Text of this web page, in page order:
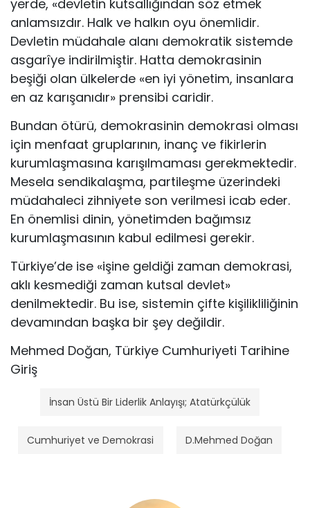
yerde, «devletin kutsallığından söz etmek
anlamsızdır. Halk ve halkın oyu önemlidir.
Devletin müdahale alanı demokratik sistemde
asgarîye indirilmiştir. Hatta demokrasinin
beşiği olan ülkelerde «en iyi yönetim, insanlara
en az karışanıdır» prensibi caridir.
Bundan ötürü, demokrasinin demokrasi olması
için menfaat gruplarının, inanç ve fikirlerin
kurumlaşmasına karışılmaması gerekmektedir.
Mesela sendikalaşma, partileşme üzerindeki
müdahaleci zihniyete son verilmesi icab eder.
En önemlisi dinin, yönetimden bağımsız
kurumlaşmasının kabul edilmesi gerekir.
Türkiye’de ise «işine geldiği zaman demokrasi,
aklı kesmediği zaman kutsal devlet»
denilmektedir. Bu ise, sistemin çifte kişilikliliğinin
devamından başka bir şey değildir.
Mehmed Doğan, Türkiye Cumhuriyeti Tarihine
Giriş
İnsan Üstü Bir Liderlik Anlayışı; Atatürkçülük
Cumhuriyet ve Demokrasi D.Mehmed Doğan